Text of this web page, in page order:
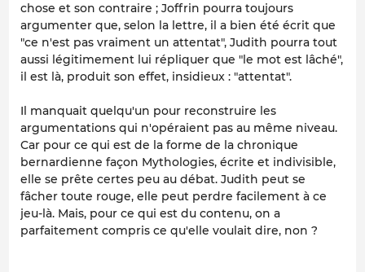
chose et son contraire ; Joffrin pourra toujours
argumenter que, selon la lettre, il a bien été écrit que
"ce n'est pas vraiment un attentat", Judith pourra tout
aussi légitimement lui répliquer que "le mot est lâché",
il est là, produit son effet, insidieux : "attentat".
Il manquait quelqu'un pour reconstruire les
argumentations qui n'opéraient pas au même niveau.
Car pour ce qui est de la forme de la chronique
bernardienne façon Mythologies, écrite et indivisible,
elle se prête certes peu au débat. Judith peut se
fâcher toute rouge, elle peut perdre facilement à ce
jeu-là. Mais, pour ce qui est du contenu, on a
parfaitement compris ce qu'elle voulait dire, non ?